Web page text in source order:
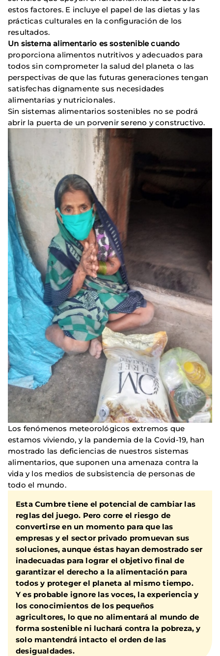
estos factores. E incluye el papel de las dietas y las
prácticas culturales en la configuración de los
resultados.
Un sistema alimentario es sostenible cuando
proporciona alimentos nutritivos y adecuados para
todos sin comprometer la salud del planeta o las
perspectivas de que las futuras generaciones tengan
satisfechas dignamente sus necesidades
alimentarias y nutricionales.
Sin sistemas alimentarios sostenibles no se podrá
abrir la puerta de un porvenir sereno y constructivo.
Los fenómenos meteorológicos extremos que
estamos viviendo, y la pandemia de la Covid-19, han
mostrado las deficiencias de nuestros sistemas
alimentarios, que suponen una amenaza contra la
vida y los medios de subsistencia de personas de
todo el mundo.
Esta Cumbre tiene el potencial de cambiar las
reglas del juego. Pero corre el riesgo de
convertirse en un momento para que las
empresas y el sector privado promuevan sus
soluciones, aunque éstas hayan demostrado ser
inadecuadas para lograr el objetivo final de
garantizar el derecho a la alimentación para
todos y proteger el planeta al mismo tiempo.
Y es probable ignore las voces, la experiencia y
los conocimientos de los pequeños
agricultores, lo que no alimentará al mundo de
forma sostenible ni luchará contra la pobreza, y
solo mantendrá intacto el orden de las
desigualdades.